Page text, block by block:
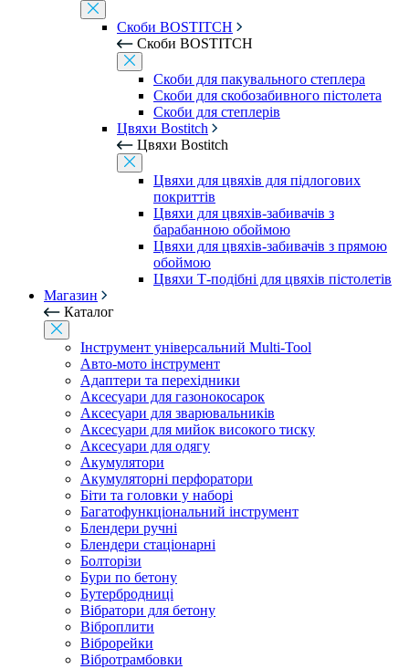
Скоби BOSTITCH
Скоби BOSTITCH
Скоби для пакувального степлера
Скоби для скобозабивного пістолета
Скоби для степлерів
Цвяхи Bostitch
Цвяхи Bostitch
Цвяхи для цвяхів для підлогових
покриттів
Цвяхи для цвяхів-забивачів з
барабанною обоймою
Цвяхи для цвяхів-забивачів з прямою
обоймою
Цвяхи Т-подібні для цвяхів пістолетів
Магазин
Каталог
Інструмент універсальний Multi-Tool
Авто-мото інструмент
Адаптери та перехідники
Аксесуари для газонокосарок
Аксесуари для зварювальників
Аксесуари для мийок високого тиску
Аксесуари для одягу
Акумулятори
Акумуляторні перфоратори
Біти та головки у наборі
Багатофункціональний інструмент
Блендери ручні
Блендери стаціонарні
Болторізи
Бури по бетону
Бутербродниці
Вібратори для бетону
Віброплити
Віброрейки
Вібротрамбовки